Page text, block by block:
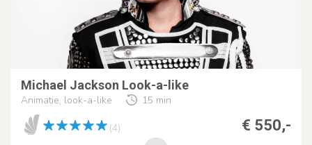
Michael Jackson Look-a-like
Animatie, look-a-like 15 min
€ 550,-
(4)